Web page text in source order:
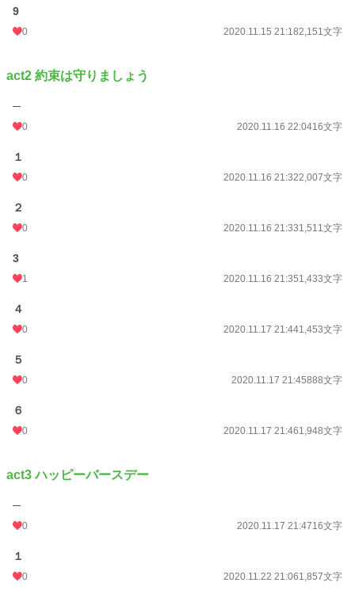
9
0 2020.11.15 21:182,151文字
act2 約束は守りましょう
─
0 2020.11.16 22:0416文字
１
0 2020.11.16 21:322,007文字
２
0 2020.11.16 21:331,511文字
3
1 2020.11.16 21:351,433文字
４
0 2020.11.17 21:441,453文字
５
0 2020.11.17 21:45888文字
６
0 2020.11.17 21:461,948文字
act3 ハッピーバースデー
─
0 2020.11.17 21:4716文字
１
0 2020.11.22 21:061,857文字